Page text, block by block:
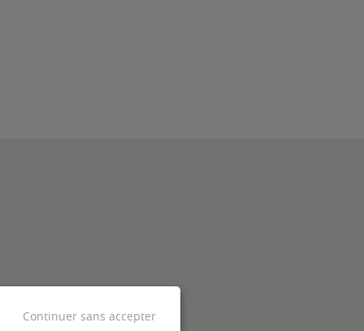
Continuer sans accepter